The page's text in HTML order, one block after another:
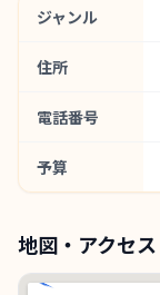
ジャンル
住所
電話番号
予算
地図・アクセス